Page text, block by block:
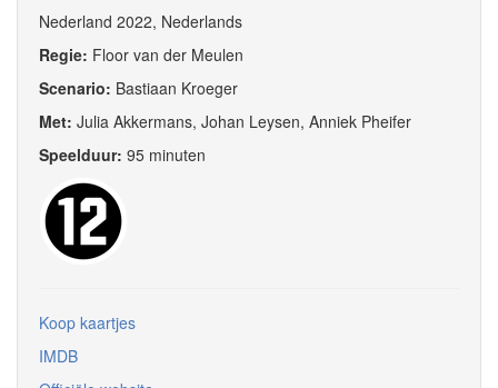
Nederland 2022, Nederlands
Regie: Floor van der Meulen
Scenario: Bastiaan Kroeger
Met: Julia Akkermans, Johan Leysen, Anniek Pheifer
Speelduur: 95 minuten
Koop kaartjes
IMDB